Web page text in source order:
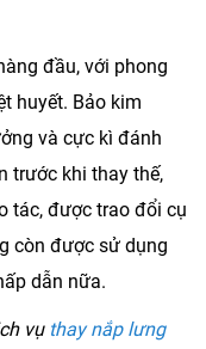
đầu, với phong
huyết. Bảo kim
và cực kì đánh
trước khi thay thế,
tác, được trao đổi cụ
còn được sử dụng
dẫn nữa.
vụ thay nắp lưng